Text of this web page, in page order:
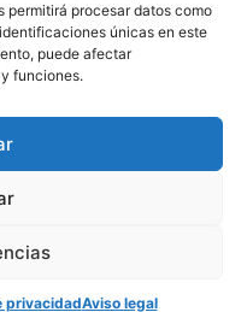
permitirá procesar datos como
únicas en este
puede afectar
funciones.
privacidadAviso legal
2026